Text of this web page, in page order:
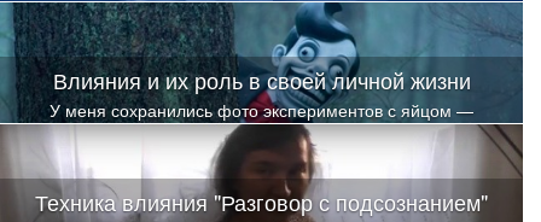
Влияния и их роль в своей личной жизни
У меня сохранились фото экспериментов с яйцом —
классическим «бабушкиным» методом снятия любых
энергоинформационных воздействий
Техника влияния "Разговор с подсознанием"